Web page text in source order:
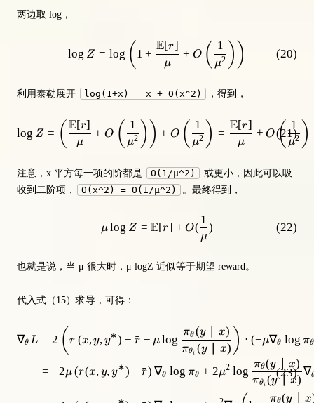
两边取 log，
\log Z = \log \left(
log Z = log ( 1 +
μ
E[r]
+ O ( μ2
1 )) (20)
利用泰勒展开 log(1+x) = x + O(x^2) ，得到，
\log Z =
log Z = ( μ
E[r]
+ O ( μ2
1 )) + O ( μ2
1 ) =
μ
E[r]
+ O ( μ2
1 )
(21)
注意，x 平方每一项的阶都是 O(1/μ^2)
或更小，因此可以吸
收到二阶项，
O(x^2) = O(1/μ^2) 。最终得到，
\mu \log Z = \mathbb{E}[r] +
μlog Z = E[r] + O(
μ
1
) (22)
也就是说，当 μ 很大时，μ logZ 近似等于期望 reward。
代入式（15）求导，可得：
\begin{aligned}
∇θL = 2 (r (x,y,y∗) − r
ˉ − μlog
πθi (y x)
πθ(y x) ) ⋅ (−μ∇θ log πθ
= −2μ (r(x, y,y∗) − r
ˉ) ∇θ log πθ + 2μ2 log
πθi (y ∣ x)
πθ(y x)
∇
πθ(y x
(23)